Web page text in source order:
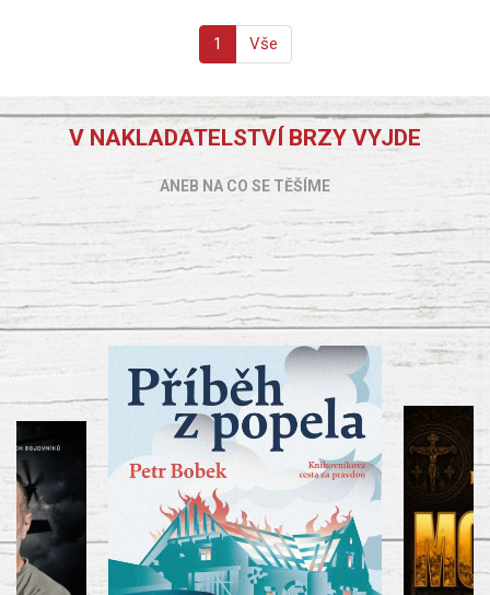
1 Vše
V NAKLADATELSTVÍ BRZY VYJDE
ANEB NA CO SE TĚŠÍME